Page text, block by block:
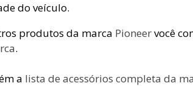
do veículo.
produtos da marca Pioneervocê
.
a lista de acessórios completa da